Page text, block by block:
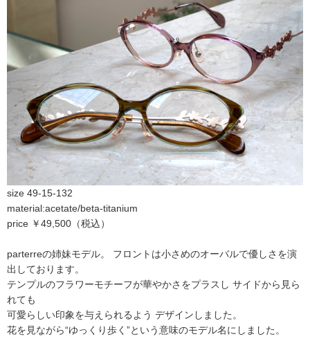
size 49-15-132
material:acetate/beta-titanium
price ￥49,500（税込）
parterreの姉妹モデル。 フロントは小さめのオーバルで優しさを演
出しております。
テンプルのフラワーモチーフが華やかさをプラスし サイドから見ら
れても
可愛らしい印象を与えられるよう デザインしました。
花を見ながら“ゆっくり歩く”という意味のモデル名にしました。